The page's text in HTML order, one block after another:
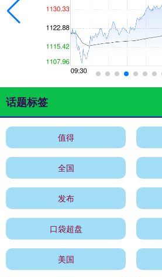
话题标签
值得
全国
发布
口袋超盘
美国